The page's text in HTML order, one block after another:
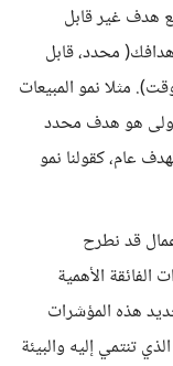
هدف غير قابل
محدد، قابل
مثلا نمو المبيعات
الأولى هو هدف محدد
عام، كقولنا نمو
قد نطرح
الفائقة الأهمية
هذه المؤشرات
تنتمي إليه والبيئة